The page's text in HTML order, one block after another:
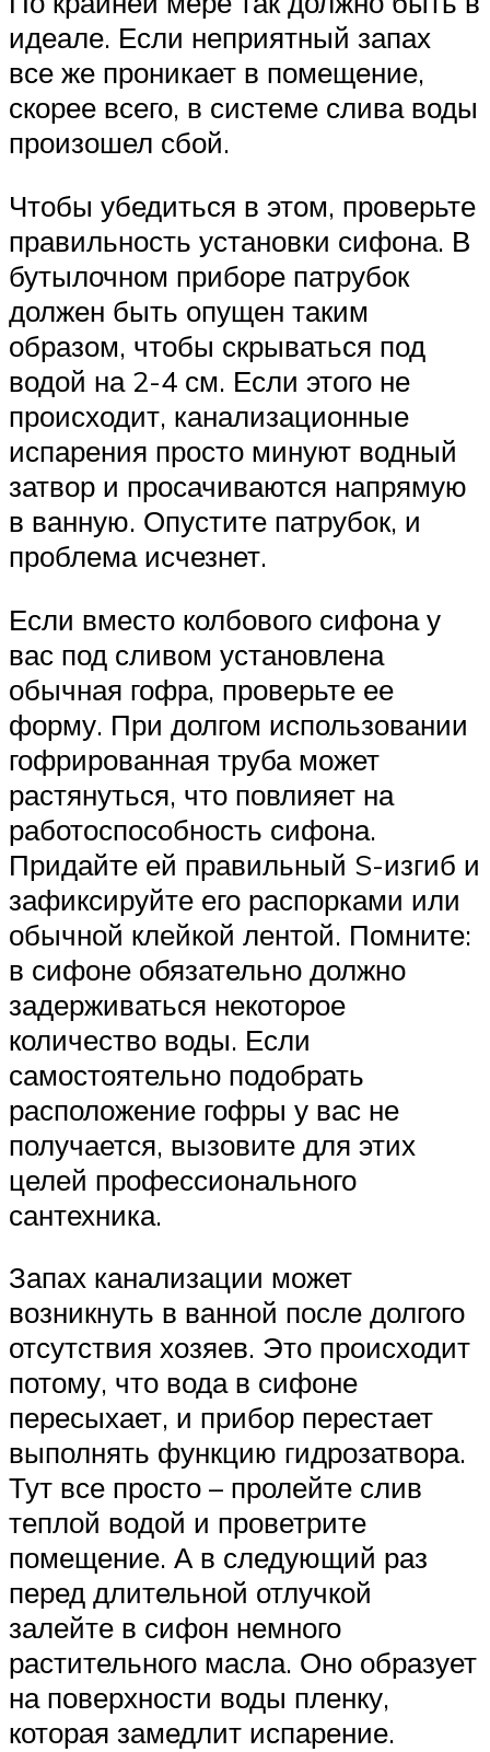
идеале. Если неприятный запах
все же проникает в помещение,
скорее всего, в системе слива воды
произошел сбой.
Чтобы убедиться в этом, проверьте
правильность установки сифона. В
бутылочном приборе патрубок
должен быть опущен таким
образом, чтобы скрываться под
водой на 2-4 см. Если этого не
происходит, канализационные
испарения просто минуют водный
затвор и просачиваются напрямую
в ванную. Опустите патрубок, и
проблема исчезнет.
Если вместо колбового сифона у
вас под сливом установлена
обычная гофра, проверьте ее
форму. При долгом использовании
гофрированная труба может
растянуться, что повлияет на
работоспособность сифона.
Придайте ей правильный S-изгиб и
зафиксируйте его распорками или
обычной клейкой лентой. Помните:
в сифоне обязательно должно
задерживаться некоторое
количество воды. Если
самостоятельно подобрать
расположение гофры у вас не
получается, вызовите для этих
целей профессионального
сантехника.
Запах канализации может
возникнуть в ванной после долгого
отсутствия хозяев. Это происходит
потому, что вода в сифоне
пересыхает, и прибор перестает
выполнять функцию гидрозатвора.
Тут все просто – пролейте слив
теплой водой и проветрите
помещение. А в следующий раз
перед длительной отлучкой
залейте в сифон немного
растительного масла. Оно образует
на поверхности воды пленку,
которая замедлит испарение.